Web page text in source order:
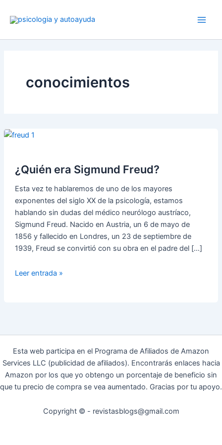
conocimientos
¿Quién era Sigmund Freud?
Esta vez te hablaremos de uno de los mayores
exponentes del siglo XX de la psicología, estamos
hablando sin dudas del médico neurólogo austríaco,
Sigmund Freud. Nacido en Austria, un 6 de mayo de
1856 y fallecido en Londres, un 23 de septiembre de
1939, Freud se convirtió con su obra en el padre del […]
¿Quién
Leer entrada »
Esta web participa en el Programa de Afiliados de Amazon
Services LLC (publicidad de afiliados). Encontrarás enlaces hacia
Amazon por los que yo obtengo un porcentaje de beneficio sin
que tu precio de compra se vea aumentado. Gracias por tu apoyo.
Copyright © - revistasblogs@gmail.com